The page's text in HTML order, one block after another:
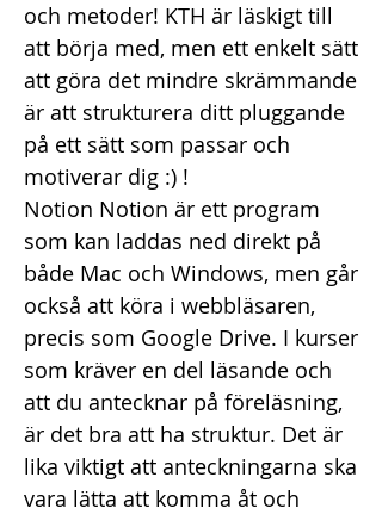
och metoder! KTH är läskigt till
att börja med, men ett enkelt sätt
att göra det mindre skrämmande
är att strukturera ditt pluggande
på ett sätt som passar och
motiverar dig :) !
Notion Notion är ett program
som kan laddas ned direkt på
både Mac och Windows, men går
också att köra i webbläsaren,
precis som Google Drive. I kurser
som kräver en del läsande och
att du antecknar på föreläsning,
är det bra att ha struktur. Det är
lika viktigt att anteckningarna ska
vara lätta att komma åt och